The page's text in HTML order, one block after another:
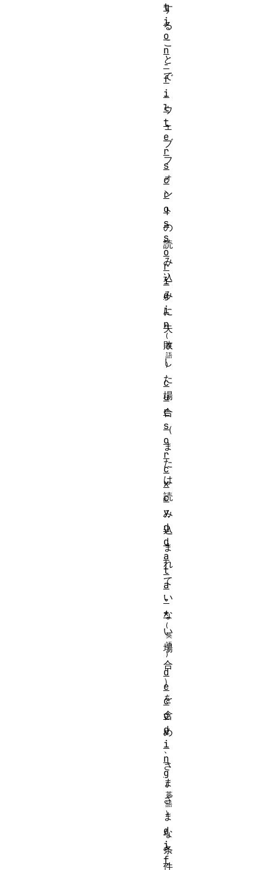
す
る
こ
と
で
、
ウ
ェ
ブ
フ
ォ
ン
ト
の
読
み
込
み
に
失
敗
し
た
場
合
（
ま
た
は
読
み
込
ま
れ
て
い
な
い
場
合
）
を
含
め
、
さ
ま
ざ
ま
な
条
件
t
i
o
n
-
f
i
l
t
e
r
s
c
r
o
s
s
o
r
i
g
i
n
c
u
r
s
o
r
c
x
c
y
d
d
a
t
a
-
*
d
e
c
o
d
i
n
g
d
i
f